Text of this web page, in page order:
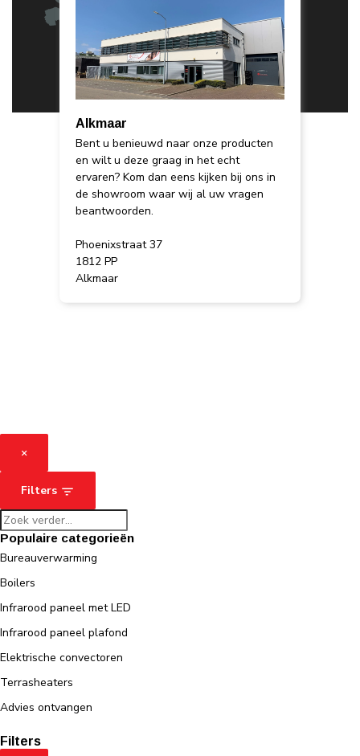
Alkmaar
Bent u benieuwd naar onze producten
en wilt u deze graag in het echt
ervaren? Kom dan eens kijken bij ons in
de showroom waar wij al uw vragen
beantwoorden.
Phoenixstraat 37
1812 PP
Alkmaar
×
Filters
Populaire categorieën
Bureauverwarming
Boilers
Infrarood paneel met LED
Infrarood paneel plafond
Elektrische convectoren
Terrasheaters
Advies ontvangen
Filters